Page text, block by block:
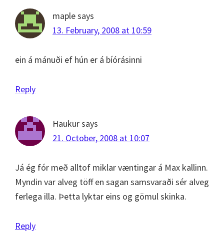
maplesays
13. February, 2008 at 10:59
ein á mánuði ef hún er á bíórásinni
Reply
Haukursays
21. October, 2008 at 10:07
Já ég fór með alltof miklar væntingar á Max kallinn.
Myndin var alveg töff en sagan samsvaraði sér alveg
ferlega illa. Þetta lyktar eins og gömul skinka.
Reply